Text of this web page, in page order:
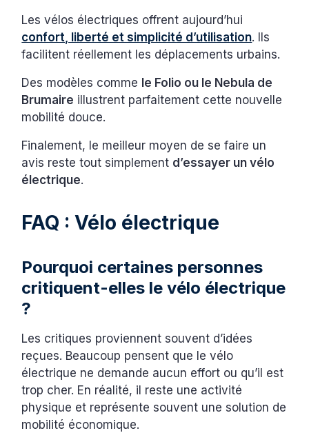
Les vélos électriques offrent aujourd’hui
confort, liberté et simplicité d’utilisation. Ils
facilitent réellement les déplacements urbains.
Des modèles comme le Folio ou le Nebula de
Brumaire illustrent parfaitement cette nouvelle
mobilité douce.
Finalement, le meilleur moyen de se faire un
avis reste tout simplement d’essayer un vélo
électrique.
FAQ : Vélo électrique
Pourquoi certaines personnes
critiquent-elles le vélo électrique
?
Les critiques proviennent souvent d’idées
reçues. Beaucoup pensent que le vélo
électrique ne demande aucun effort ou qu’il est
trop cher. En réalité, il reste une activité
physique et représente souvent une solution de
mobilité économique.